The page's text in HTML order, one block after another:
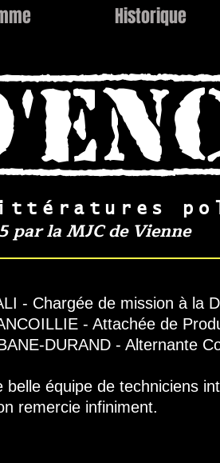
Historique
par la MJC de Vienne
- Chargée de mission à la
- Attachée de
DURAND - Alternante
belle équipe de techniciens
remercie infiniment.